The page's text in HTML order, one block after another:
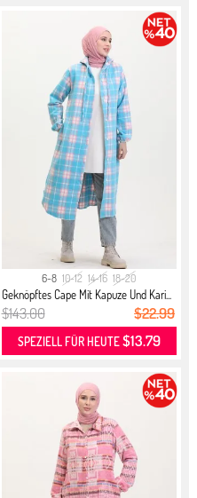
6-8 10-12 14-16 18-20
Geknöpftes Cape Mit Kapuze Und Kari...
$143.00 $22.99
SPEZIELL FÜR HEUTE$13.79